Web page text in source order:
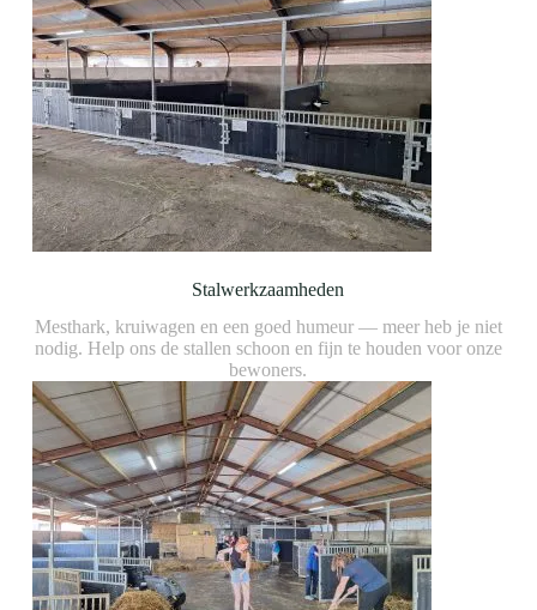
Stalwerkzaamheden
Mesthark, kruiwagen en een goed humeur — meer heb je niet
nodig. Help ons de stallen schoon en fijn te houden voor onze
bewoners.